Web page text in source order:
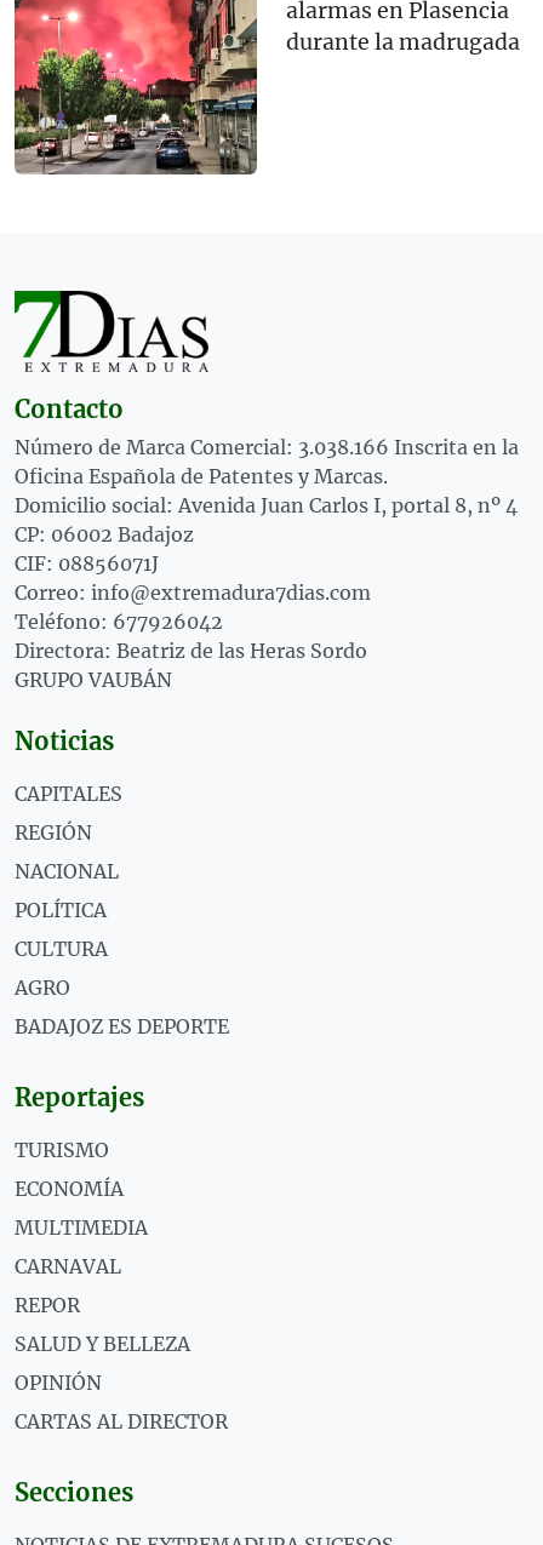
alarmas en Plasencia
durante la madrugada
Contacto
Número de Marca Comercial: 3.038.166 Inscrita en la
Oficina Española de Patentes y Marcas.
Domicilio social: Avenida Juan Carlos I, portal 8, nº 4
CP: 06002 Badajoz
CIF: 08856071J
Correo: info@extremadura7dias.com
Teléfono: 677926042
Directora: Beatriz de las Heras Sordo
GRUPO VAUBÁN
Noticias
CAPITALES
REGIÓN
NACIONAL
POLÍTICA
CULTURA
AGRO
BADAJOZ ES DEPORTE
Reportajes
TURISMO
ECONOMÍA
MULTIMEDIA
CARNAVAL
REPOR
SALUD Y BELLEZA
OPINIÓN
CARTAS AL DIRECTOR
Secciones